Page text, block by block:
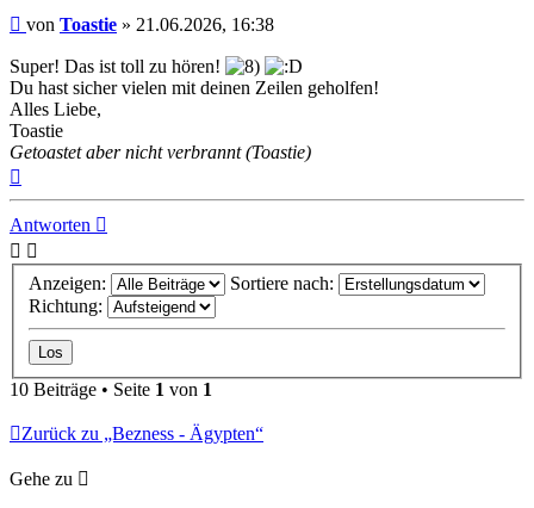
Beitrag
von Toastie » 21.06.2026, 16:38
Super! Das ist toll zu hören!
Du hast sicher vielen mit deinen Zeilen geholfen!
Alles Liebe,
Toastie
Getoastet aber nicht verbrannt (Toastie)
Antworten
Anzeigen:
Sortiere nach:
Richtung:
10 Beiträge • Seite 1 von 1
Zurück zu „Bezness - Ägypten“
Gehe zu